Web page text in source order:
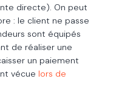
directe). On peut
: le client ne passe
sont équipés
de réaliser une
un paiement
vécue lors de